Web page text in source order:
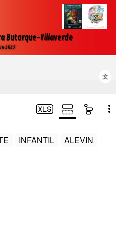
文
INFANTIL ALEVIN